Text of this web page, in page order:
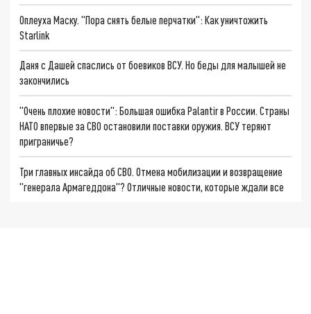
Оплеуха Маску. "Пора снять белые перчатки": Как уничтожить
Starlink
Даня с Дашей спаслись от боевиков ВСУ. Но беды для малышей не
закончились
"Очень плохие новости": Большая ошибка Palantir в России. Страны
НАТО впервые за СВО остановили поставки оружия. ВСУ теряют
приграничье?
Три главных инсайда об СВО. Отмена мобилизации и возвращение
"генерала Армагеддона"? Отличные новости, которые ждали все